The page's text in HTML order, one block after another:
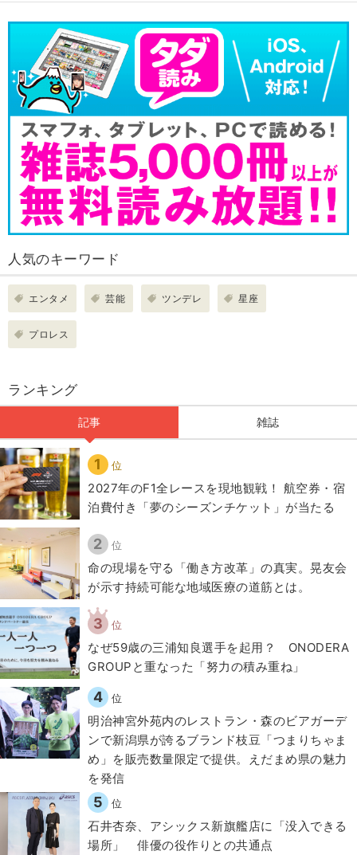
人気のキーワード
エンタメ 芸能 ツンデレ 星座
プロレス
ランキング
記事 雑誌
1 位
2027年のF1全レースを現地観戦！ 航空券・宿
泊費付き「夢のシーズンチケット」が当たる
2 位
​命の現場を守る「働き方改革」の真実。晃友会
が示す持続可能な地域医療の道筋とは。
3 位
なぜ59歳の三浦知良選手を起用？ ONODERA
GROUPと重なった「努力の積み重ね」
4 位
明治神宮外苑内のレストラン・森のビアガーデ
ンで新潟県が誇るブランド枝豆「つまりちゃま
め」を販売数量限定で提供。えだまめ県の魅力
を発信
5 位
石井杏奈、アシックス新旗艦店に「没入できる
場所」 俳優の役作りとの共通点